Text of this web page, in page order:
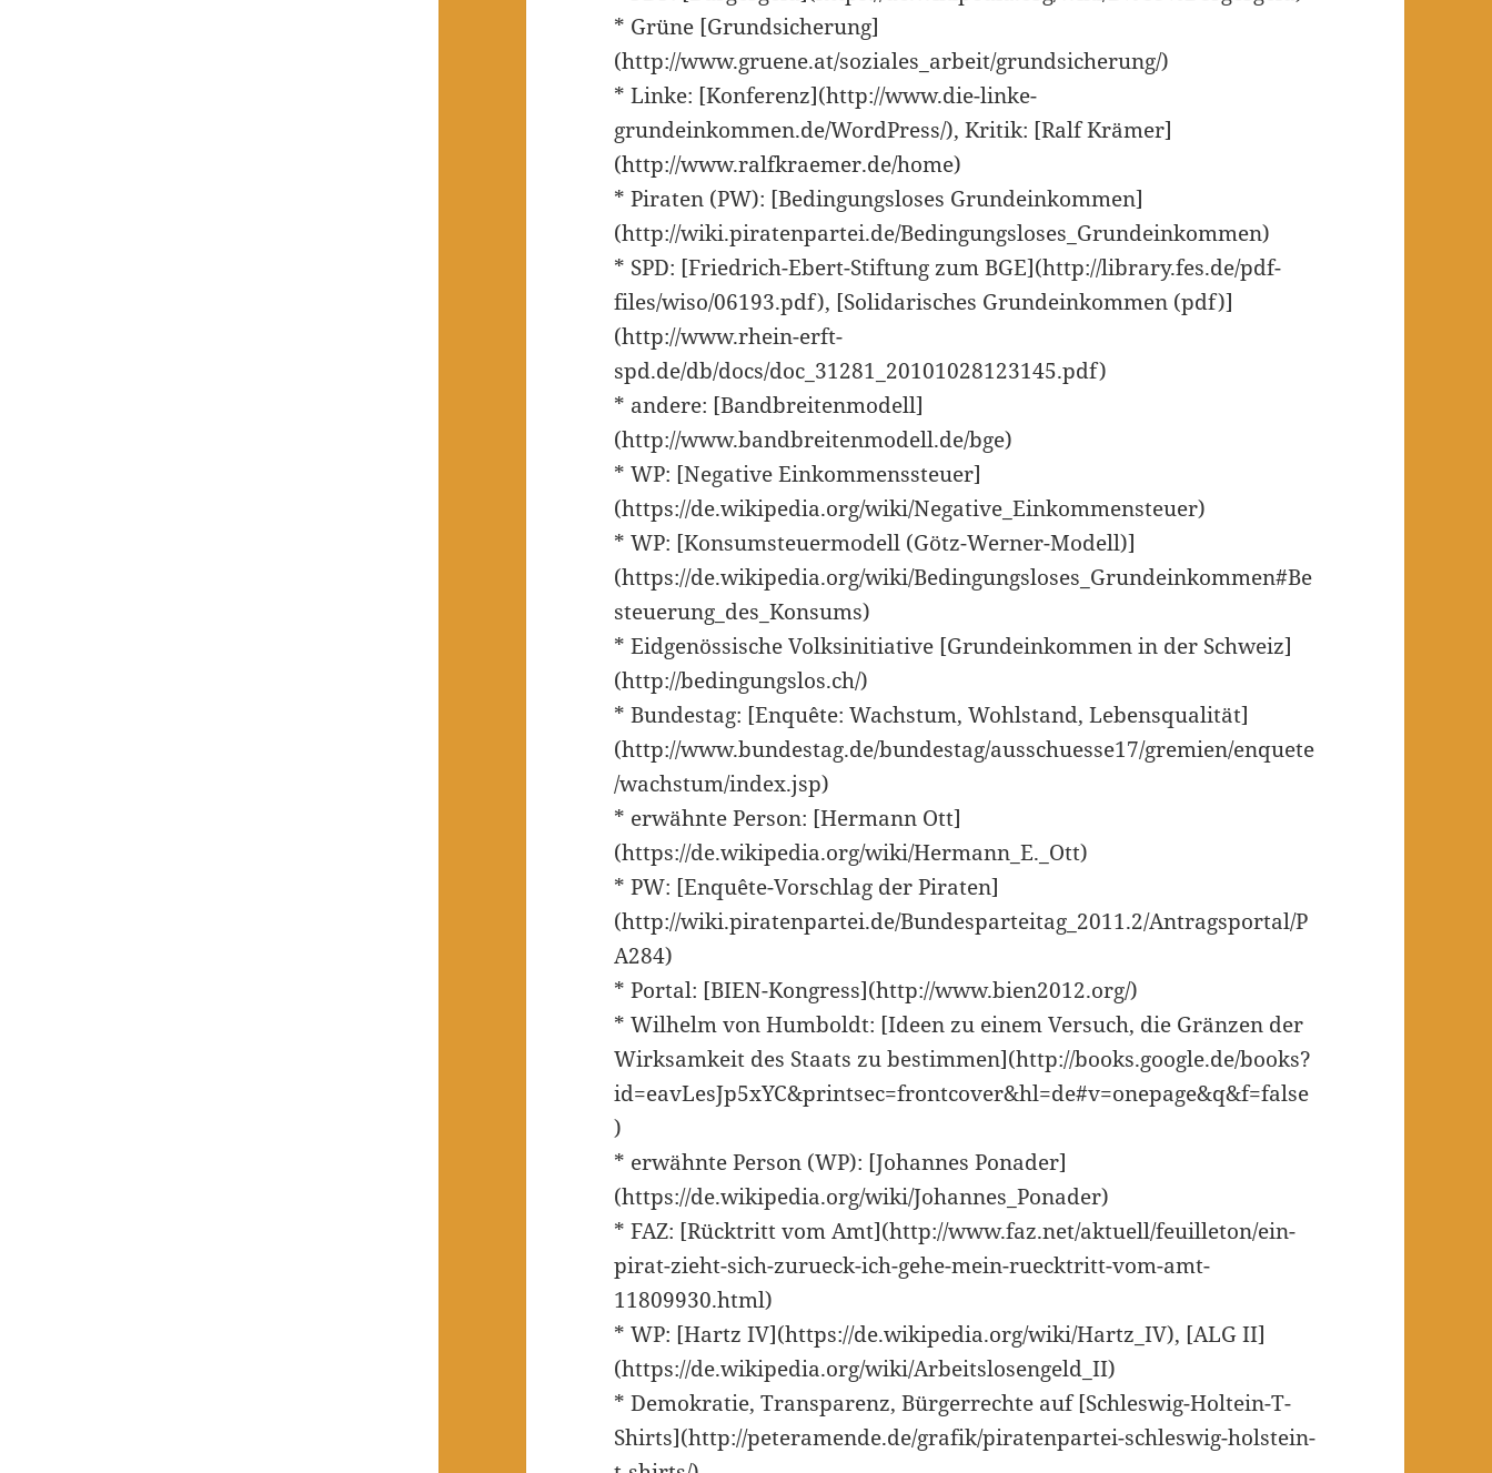
* Grüne [Grundsicherung]
(http://www.gruene.at/soziales_arbeit/grundsicherung/)
* Linke: [Konferenz](http://www.die-linke-
grundeinkommen.de/WordPress/), Kritik: [Ralf Krämer]
(http://www.ralfkraemer.de/home)
* Piraten (PW): [Bedingungsloses Grundeinkommen]
(http://wiki.piratenpartei.de/Bedingungsloses_Grundeinkommen)
* SPD: [Friedrich-Ebert-Stiftung zum BGE](http://library.fes.de/pdf-
files/wiso/06193.pdf), [Solidarisches Grundeinkommen (pdf)]
(http://www.rhein-erft-
spd.de/db/docs/doc_31281_20101028123145.pdf)
* andere: [Bandbreitenmodell]
(http://www.bandbreitenmodell.de/bge)
* WP: [Negative Einkommenssteuer]
(https://de.wikipedia.org/wiki/Negative_Einkommensteuer)
* WP: [Konsumsteuermodell (Götz-Werner-Modell)]
(https://de.wikipedia.org/wiki/Bedingungsloses_Grundeinkommen#Be
steuerung_des_Konsums)
* Eidgenössische Volksinitiative [Grundeinkommen in der Schweiz]
(http://bedingungslos.ch/)
* Bundestag: [Enquête: Wachstum, Wohlstand, Lebensqualität]
(http://www.bundestag.de/bundestag/ausschuesse17/gremien/enquete
/wachstum/index.jsp)
* erwähnte Person: [Hermann Ott]
(https://de.wikipedia.org/wiki/Hermann_E._Ott)
* PW: [Enquête-Vorschlag der Piraten]
(http://wiki.piratenpartei.de/Bundesparteitag_2011.2/Antragsportal/P
A284)
* Portal: [BIEN-Kongress](http://www.bien2012.org/)
* Wilhelm von Humboldt: [Ideen zu einem Versuch, die Gränzen der
Wirksamkeit des Staats zu bestimmen](http://books.google.de/books?
id=eavLesJp5xYC&printsec=frontcover&hl=de#v=onepage&q&f=false
)
* erwähnte Person (WP): [Johannes Ponader]
(https://de.wikipedia.org/wiki/Johannes_Ponader)
* FAZ: [Rücktritt vom Amt](http://www.faz.net/aktuell/feuilleton/ein-
pirat-zieht-sich-zurueck-ich-gehe-mein-ruecktritt-vom-amt-
11809930.html)
* WP: [Hartz IV](https://de.wikipedia.org/wiki/Hartz_IV), [ALG II]
(https://de.wikipedia.org/wiki/Arbeitslosengeld_II)
* Demokratie, Transparenz, Bürgerrechte auf [Schleswig-Holtein-T-
Shirts](http://peteramende.de/grafik/piratenpartei-schleswig-holstein-